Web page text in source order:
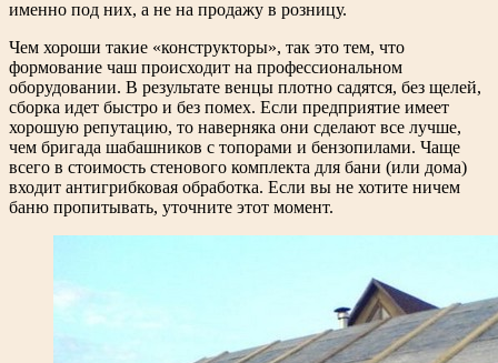
именно под них, а не на продажу в розницу.
Чем хороши такие «конструкторы», так это тем, что
формование чаш происходит на профессиональном
оборудовании. В результате венцы плотно садятся, без щелей,
сборка идет быстро и без помех. Если предприятие имеет
хорошую репутацию, то наверняка они сделают все лучше,
чем бригада шабашников с топорами и бензопилами. Чаще
всего в стоимость стенового комплекта для бани (или дома)
входит антигрибковая обработка. Если вы не хотите ничем
баню пропитывать, уточните этот момент.